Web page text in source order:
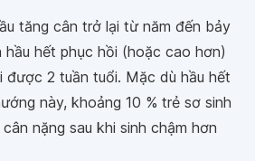
tăng cân trở lại từ năm đến bảy
hầu hết phục hồi (hoặc cao hơn)
được 2 tuần tuổi. Mặc dù hầu hết
này, khoảng 10 % trẻ sơ sinh
nặng sau khi sinh chậm hơn